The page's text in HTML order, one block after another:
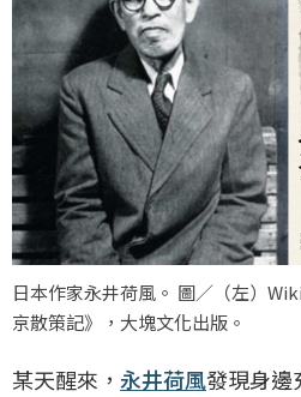
日本作家永井荷風。 圖／（左）
京散策記》，大塊文化出版。
某天醒來， 永井荷風發現身邊